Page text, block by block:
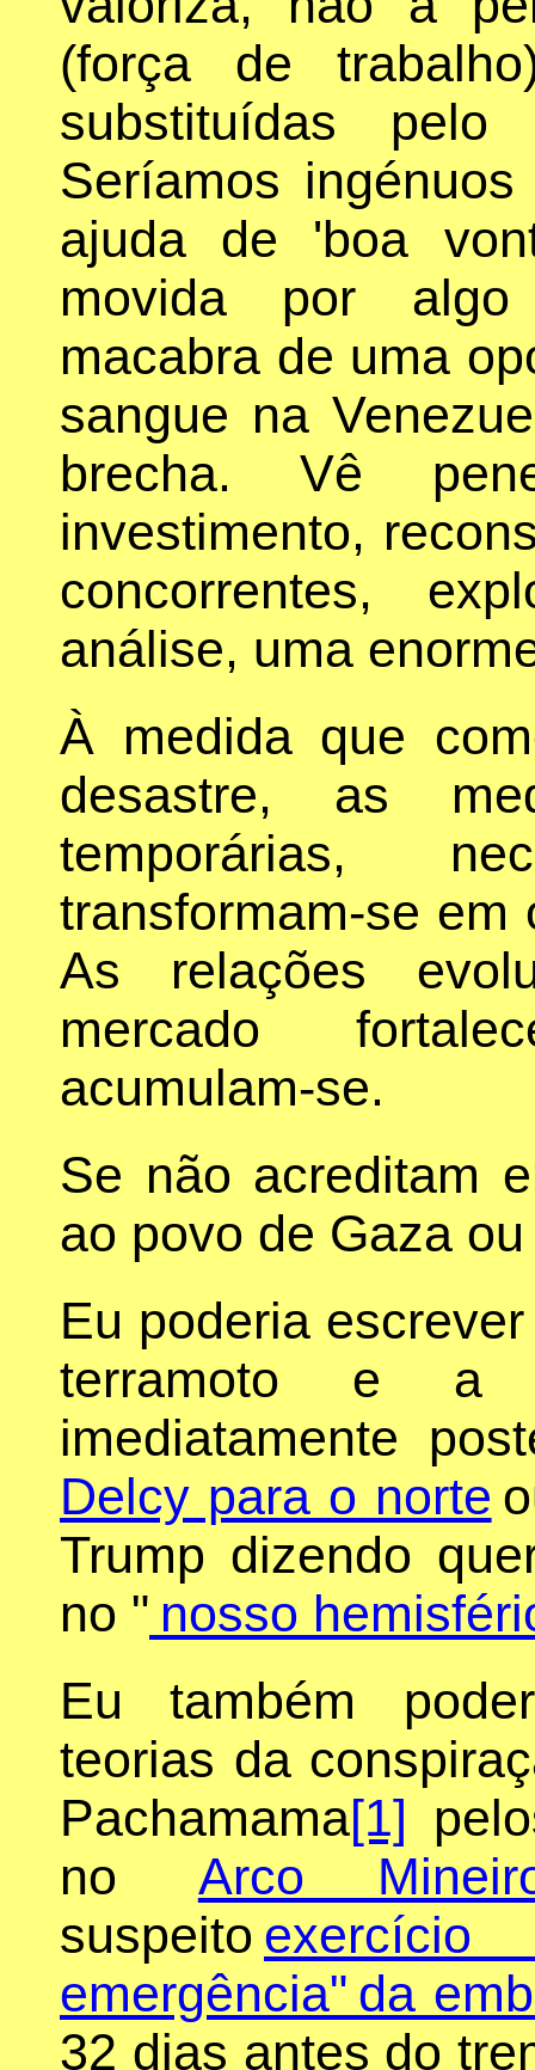
(força de
substituídas
Seríamos
ajuda de 'boa
movida por
macabra de uma
sangue na
brecha. Vê
investimento,
concorrentes,
análise, uma
À medida que
desastre, as
temporárias,
transformam-se em
As relações
mercado
acumulam-se.
Se não acreditam
ao povo de Gaza
Eu poderia
terramoto e a
imediatamente
Delcy para o norte
Trump dizendo
no " nosso
Eu também
teorias da
Pachamama[1]
no Arco
suspeito
emergência" da
32 dias antes do